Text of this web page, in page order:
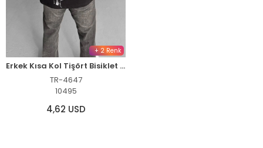
+ 2 Renk
Erkek Kısa Kol Tişört Bisiklet Yaka Filistin Poşulu Baskılı T-Shirt - Siyah
TR-4647
10495
4,62 USD